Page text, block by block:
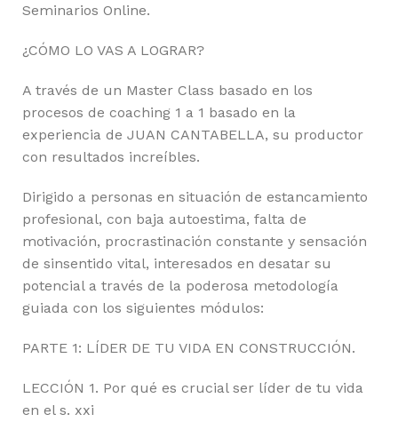
Seminarios Online.
¿CÓMO LO VAS A LOGRAR?
A través de un Master Class basado en los
procesos de coaching 1 a 1 basado en la
experiencia de JUAN CANTABELLA, su productor
con resultados increíbles.
Dirigido a personas en situación de estancamiento
profesional, con baja autoestima, falta de
motivación, procrastinación constante y sensación
de sinsentido vital, interesados en desatar su
potencial a través de la poderosa metodología
guiada con los siguientes módulos:
PARTE 1: LÍDER DE TU VIDA EN CONSTRUCCIÓN.
LECCIÓN 1. Por qué es crucial ser líder de tu vida
en el s. xxi